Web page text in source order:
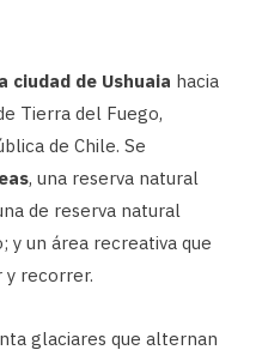
ciudad de Ushuaia hacia
Tierra del Fuego,
de Chile. Se
, una reserva natural
de reserva natural
y un área recreativa que
y recorrer.
glaciares que alternan